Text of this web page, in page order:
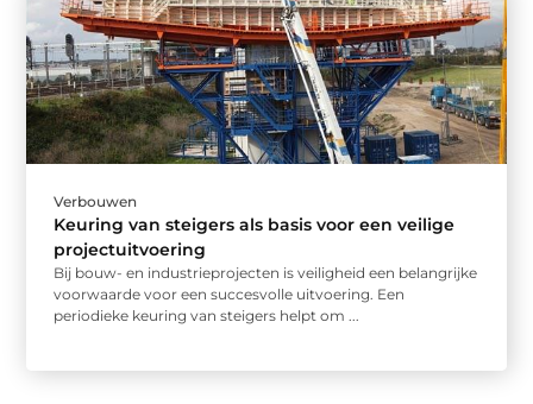
Verbouwen
Keuring van steigers als basis voor een veilige
projectuitvoering
Bij bouw- en industrieprojecten is veiligheid een belangrijke
voorwaarde voor een succesvolle uitvoering. Een
periodieke keuring van steigers helpt om ...